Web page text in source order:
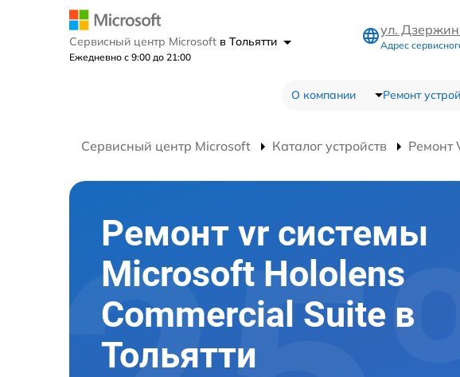
Сервисный центр Microsoft в Тольятти
Ежедневно с 9:00 до 21:00
ул.
Адрес
О компании Ремонт
Сервисный центр Microsoft Каталог устройств Ремонт
Ремонт vr системы
Microsoft Hololens
Commercial Suite в
Тольятти